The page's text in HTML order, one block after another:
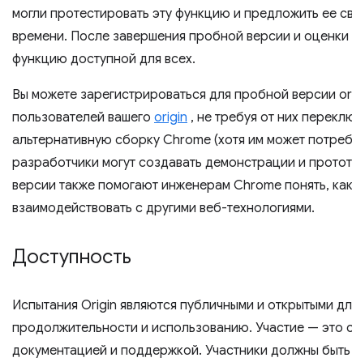
могли протестировать эту функцию и предложить ее
времени. После завершения пробной версии и
функцию доступной для всех.
Вы можете зарегистрироваться для пробной версии
пользователей вашего origin , не требуя от них
альтернативную сборку Chrome (хотя им может
разработчики могут создавать демонстрации и
версии также помогают инженерам Chrome понять,
взаимодействовать с другими веб-технологиями.
Доступность
Испытания Origin являются публичными и открытыми
продолжительности и использованию. Участие — это
документацией и поддержкой. Участники должны